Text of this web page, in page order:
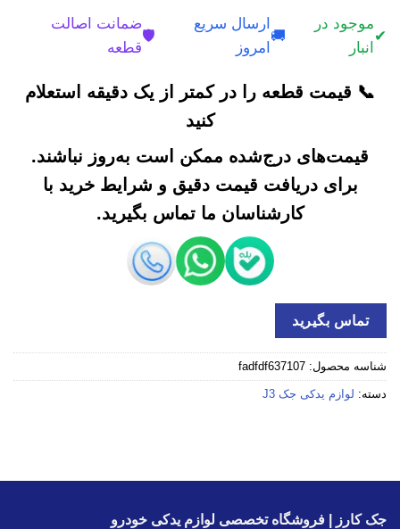
✔
موجود در
انبار
🚚
ارسال سریع
امروز
🛡️
ضمانت اصالت
قطعه
📞 قیمت قطعه را در کمتر از یک دقیقه استعلام
کنید
قیمت‌های درج‌شده ممکن است به‌روز نباشند.
برای دریافت قیمت دقیق و شرایط خرید با
کارشناسان ما تماس بگیرید.
تماس بگیرید
شناسه محصول: fadfdf637107
دسته: لوازم یدکی جک J3
جک کارز | فروشگاه تخصصی لوازم یدکی خودرو